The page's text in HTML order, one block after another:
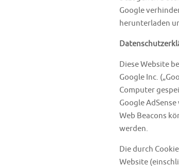
Google
herunterladen
Diese Website
Google Inc.
Computer
Google
Web Beacons
werden.
Die durch
Website